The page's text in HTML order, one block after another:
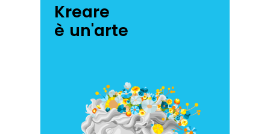
Kreare
è un'arte